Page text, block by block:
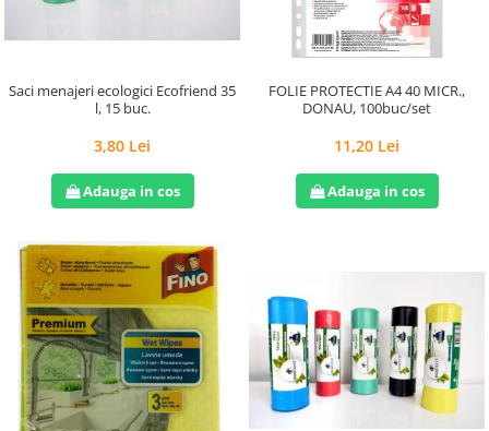
Saci menajeri ecologici Ecofriend 35
l, 15 buc.
3,80 Lei
Adauga in cos
FOLIE PROTECTIE A4 40 MICR.,
DONAU, 100buc/set
11,20 Lei
Adauga in cos